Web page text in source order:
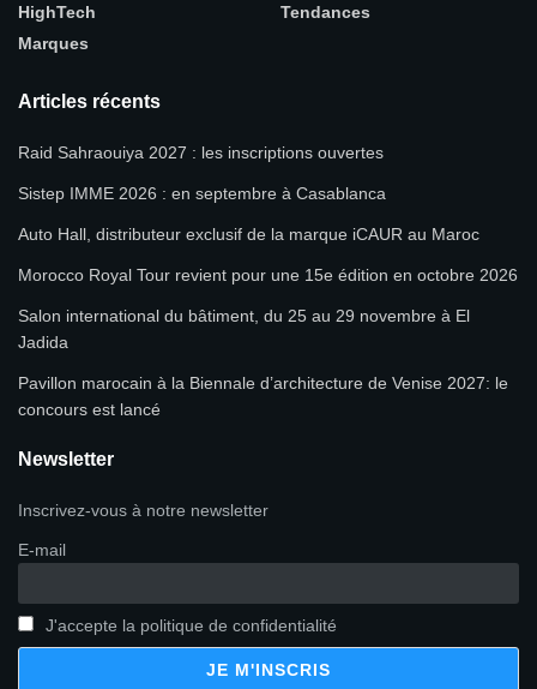
HighTech
Marques
Tendances
Articles récents
Raid Sahraouiya 2027 : les inscriptions ouvertes
Sistep IMME 2026 : en septembre à Casablanca
Auto Hall, distributeur exclusif de la marque iCAUR au Maroc
Morocco Royal Tour revient pour une 15e édition en octobre 2026
Salon international du bâtiment, du 25 au 29 novembre à El
Jadida
Pavillon marocain à la Biennale d’architecture de Venise 2027: le
concours est lancé
Newsletter
Inscrivez-vous à notre newsletter
E-mail
J'accepte la politique de confidentialité